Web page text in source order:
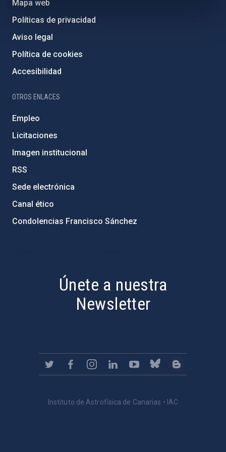
Mapa web
Políticas de privacidad
Aviso legal
Política de cookies
Accesibilidad
OTROS ENLACES
Empleo
Licitaciones
Imagen institucional
RSS
Sede electrónica
Canal ético
Condolencias Francisco Sánchez
Únete a nuestra
Newsletter
Instituto de Astrofísica de Canarias • IAC